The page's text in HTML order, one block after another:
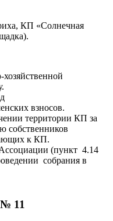
КП «Солнечная
взносов.
территории КП за
собственников
к КП.
(пункт 4.14
собрания в
11